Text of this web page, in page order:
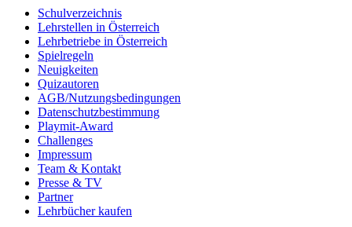
Schulverzeichnis
Lehrstellen in Österreich
Lehrbetriebe in Österreich
Spielregeln
Neuigkeiten
Quizautoren
AGB/Nutzungsbedingungen
Datenschutzbestimmung
Playmit-Award
Challenges
Impressum
Team & Kontakt
Presse & TV
Partner
Lehrbücher kaufen